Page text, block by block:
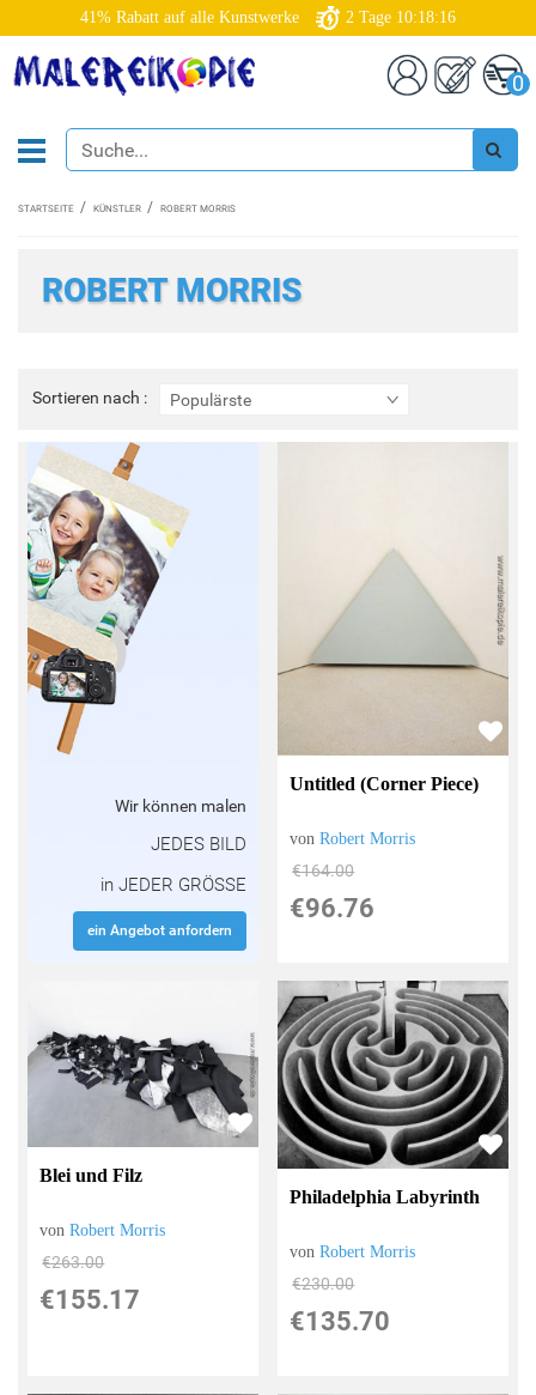
41% Rabatt auf alle Kunstwerke 2 Tage 10:18:15
0
STARTSEITE KÜNSTLER ROBERT MORRIS
ROBERT MORRIS
Sortieren nach : Populärste
Sortieren
nach
Wir können malen
JEDES BILD
in JEDER GRÖSSE
ein Angebot anfordern
Untitled (Corner Piece)
vonRobert Morris
€164.00
€96.76
Blei und Filz
vonRobert Morris
€263.00
€155.17
Philadelphia Labyrinth
vonRobert Morris
€230.00
€135.70